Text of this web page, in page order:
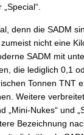
denn die SADM
nicht eine
SADM mit
die lediglich 0,1
Tonnen TNT
Weitere
„Mini-Nukes“ und
Bezeichnung